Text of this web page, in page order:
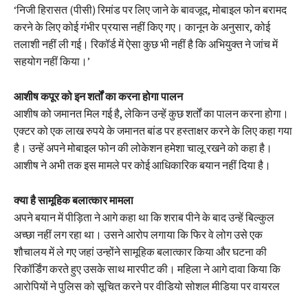
‘निजी हिरासत (पीसी) रिमांड पर लिए जाने के बावजूद, मोबाइल फोन बरामद
करने के लिए कोई गंभीर प्रयास नहीं किए गए। कानून के अनुसार, कोई
तलाशी नहीं ली गई। रिकॉर्ड में ऐसा कुछ भी नहीं है कि अभियुक्त ने जांच में
सहयोग नहीं किया।’
आशीष कपूर को इन शर्तों का करना होगा पालन
आशीष को जमानत मिल गई है, लेकिन उन्हें कुछ शर्तों का पालन करना होगा।
एक्टर को एक लाख रुपये के जमानत बांड पर हस्ताक्षर करने के लिए कहा गया
है। उन्हें अपने मोबाइल फोन की लोकेशन हमेशा चालू रखने को कहा है।
आशीष ने अभी तक इस मामले पर कोई आधिकारिक बयान नहीं दिया है।
क्या है सामूहिक बलात्कार मामला
अपने बयान में पीड़िता ने आगे कहा था कि शराब पीने के बाद उन्हें बिल्कुल
अच्छा नहीं लग रहा था। उसने आरोप लगाया कि फिर वे लोग उसे एक
शौचालय में ले गए जहां उन्होंने सामूहिक बलात्कार किया और घटना की
रिकॉर्डिंग करते हुए उसके साथ मारपीट की। महिला ने आगे दावा किया कि
आरोपियों ने पुलिस को सूचित करने पर वीडियो सोशल मीडिया पर वायरल